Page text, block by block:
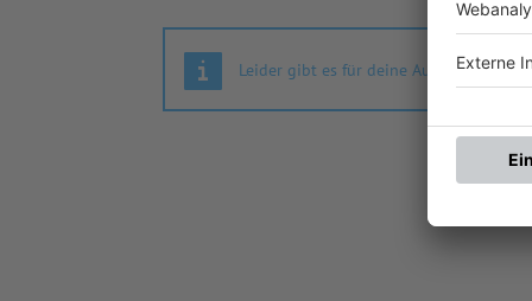
Leider gibt es für deine Auswahl keine